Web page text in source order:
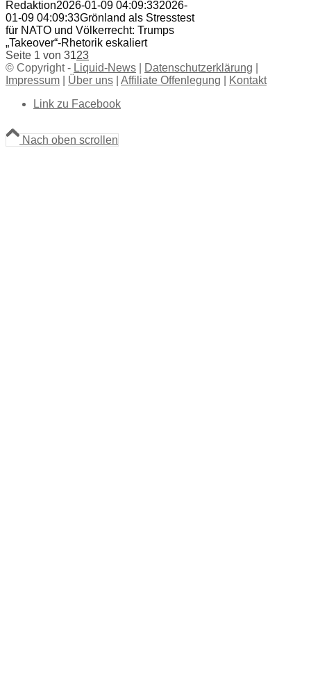
Redaktion2026-01-09 04:09:332026-
01-09 04:09:33Grönland als Stresstest
für NATO und Völkerrecht: Trumps
„Takeover“-Rhetorik eskaliert
Seite 1 von 3123
© Copyright - Liquid-News Datenschutzerklärung
Impressum
Über uns Affiliate Offenlegung
Kontakt
Link zu Facebook
Nach oben scrollen